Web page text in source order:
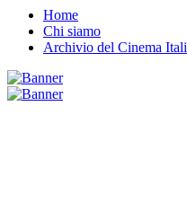
Home
Chi siamo
Archivio del Cinema